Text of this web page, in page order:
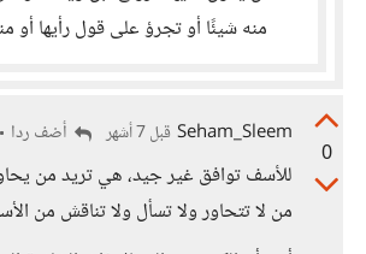
منه شيئًا أو تجرؤ على قول رأيها أو
0
Seham_Sleem قبل 7 أشهر أضف ردا
للأسف توافق غير جيد، هي تريد من
من لا تتحاور ولا تسأل ولا تناقش من